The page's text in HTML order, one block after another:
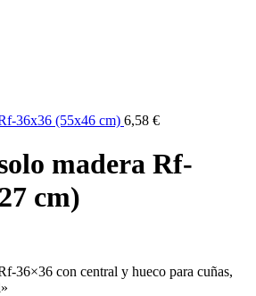
36x36 (55x46 cm) 6,58 €
madera Rf-
cm)
36×36 con central y hueco para cuñas,